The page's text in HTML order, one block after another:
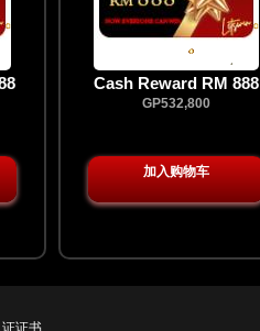
Cash Reward RM 888
GP532,800
加入购物车